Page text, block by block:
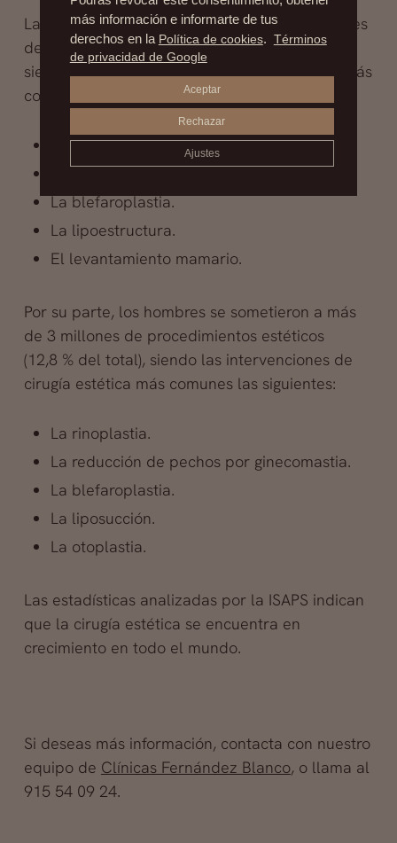
Las mujeres se sometieron a más de 20 millones
de procedimientos estéticos (87,2 % del total),
siendo las intervenciones de cirugía estética más
comunes las siguientes:
El aumento de mamas.
La liposucción.
La blefaroplastia.
La lipoestructura.
El levantamiento mamario.
Por su parte, los hombres se sometieron a más
de 3 millones de procedimientos estéticos
(12,8 % del total), siendo las intervenciones de
cirugía estética más comunes las siguientes:
La rinoplastia.
La reducción de pechos por ginecomastia.
La blefaroplastia.
La liposucción.
La otoplastia.
Las estadísticas analizadas por la ISAPS indican
que la cirugía estética se encuentra en
crecimiento en todo el mundo.
Si deseas más información, contacta con nuestro
equipo de Clínicas Fernández Blanco, o llama al
915 54 09 24.
más información e informarte de tus
derechos en la Política de cookies. Términos
de privacidad de Google
Aceptar
Rechazar
Ajustes